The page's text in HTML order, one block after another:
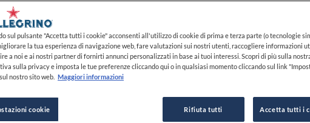
22:30 VEDI ORARI
sul pulsante "Accetta tutti i cookie" acconsenti all'utilizzo di cookie di prima e terza parte (o tecnologie
la tua esperienza di navigazione web, fare valutazioni sui nostri utenti, raccogliere informazioni
a noi e ai nostri partner di fornirti annunci personalizzati in base ai tuoi interessi. Scopri di più sulla
sulla privacy e imposta le tue preferenze cliccando qui o in qualsiasi momento cliccando sul link
nostro sito web. Maggiori informazioni
cookie Rifiuta tutti Accetta tutti i